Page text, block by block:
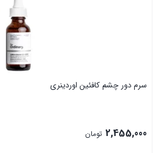
سرم دور چشم کافئین اوردینری
2,455,000 تومان